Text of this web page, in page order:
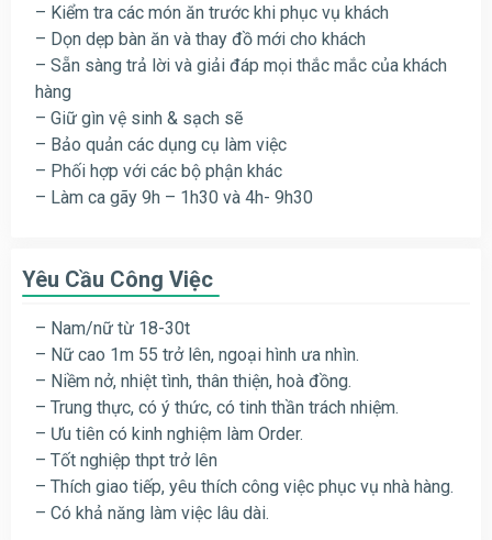
– Kiểm tra các món ăn trước khi phục vụ khách
– Dọn dẹp bàn ăn và thay đồ mới cho khách
– Sẵn sàng trả lời và giải đáp mọi thắc mắc của khách
hàng
– Giữ gìn vệ sinh & sạch sẽ
– Bảo quản các dụng cụ làm việc
– Phối hợp với các bộ phận khác
– Làm ca gãy 9h – 1h30 và 4h- 9h30
Yêu Cầu Công Việc
– Nam/nữ từ 18-30t
– Nữ cao 1m 55 trở lên, ngoại hình ưa nhìn.
– Niềm nở, nhiệt tình, thân thiện, hoà đồng.
– Trung thực, có ý thức, có tinh thần trách nhiệm.
– Ưu tiên có kinh nghiệm làm Order.
– Tốt nghiệp thpt trở lên
– Thích giao tiếp, yêu thích công việc phục vụ nhà hàng.
– Có khả năng làm việc lâu dài.